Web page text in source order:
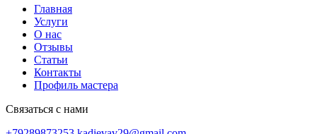
Главная
Услуги
О нас
Отзывы
Статьи
Контакты
Профиль мастера
Связаться с нами